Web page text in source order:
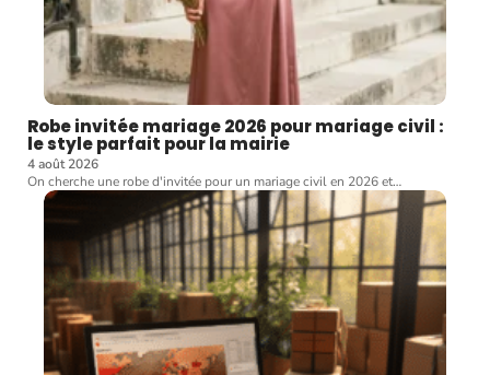
Robe invitée mariage 2026 pour mariage civil :
le style parfait pour la mairie
4 août 2026
On cherche une robe d'invitée pour un mariage civil en 2026 et…